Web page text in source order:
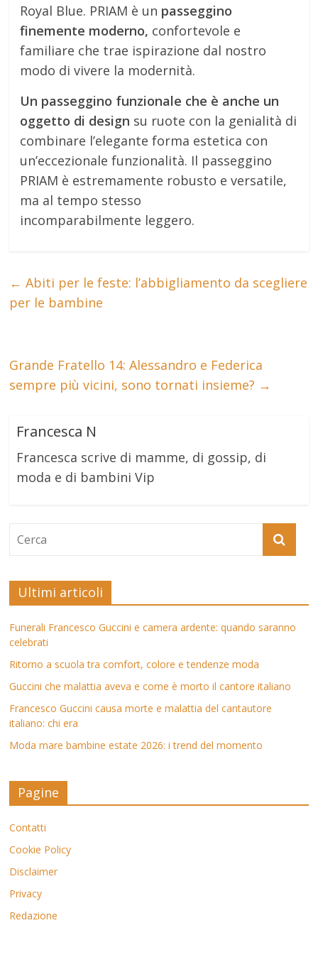
Royal Blue. PRIAM è un passeggino
finemente moderno, confortevole e
familiare che trae ispirazione dal nostro
modo di vivere la modernità.
Un passeggino funzionale che è anche un
oggetto di design su ruote con la genialità di
combinare l’elegante forma estetica con
un’eccezionale funzionalità. Il passeggino
PRIAM è estremamente robusto e versatile,
ma al tempo stesso
incomparabilmente leggero.
← Abiti per le feste: l’abbigliamento da scegliere
per le bambine
Grande Fratello 14: Alessandro e Federica
sempre più vicini, sono tornati insieme? →
Francesca N
Francesca scrive di mamme, di gossip, di
moda e di bambini Vip
Ultimi articoli
Funerali Francesco Guccini e camera ardente: quando saranno
celebrati
Ritorno a scuola tra comfort, colore e tendenze moda
Guccini che malattia aveva e come è morto il cantore italiano
Francesco Guccini causa morte e malattia del cantautore
italiano: chi era
Moda mare bambine estate 2026: i trend del momento
Pagine
Contatti
Cookie Policy
Disclaimer
Privacy
Redazione